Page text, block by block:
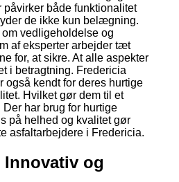
påvirker både funktionalitet
de ikke kun belægning.
vedligeholdelse og
af eksperter arbejder tæt
for, at sikre. At alle aspekter
i betragtning. Fredericia
kendt for deres hurtige
Hvilket gør dem til et
har brug for hurtige
på helhed og kvalitet gør
asfaltarbejdere i Fredericia.
Innovativ og